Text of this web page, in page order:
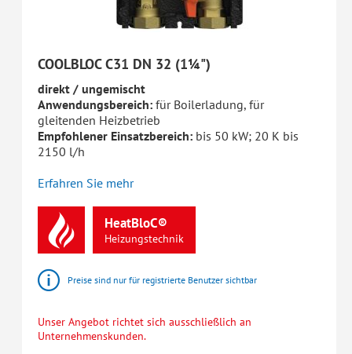
COOLBLOC C31 DN 32 (1¼")
direkt / ungemischt
Anwendungsbereich: für Boilerladung, für
gleitenden Heizbetrieb
Empfohlener Einsatzbereich: bis 50 kW; 20 K bis
2150 l/h
Erfahren Sie mehr
HeatBloC®
Heizungstechnik
Preise sind nur für registrierte Benutzer sichtbar
Unser Angebot richtet sich ausschließlich an
Unternehmenskunden.